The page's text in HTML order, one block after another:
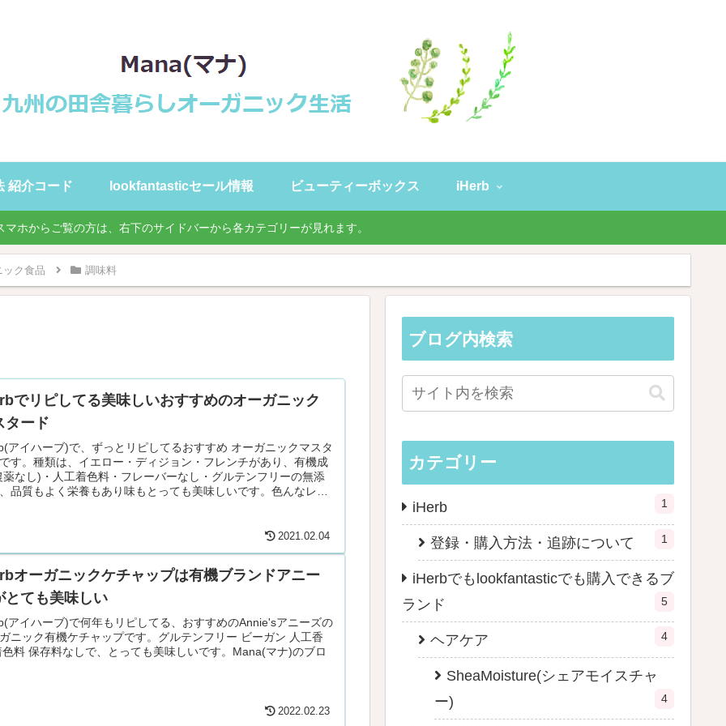
紹介コード lookfantasticセール情報 ビューティーボックス iHerb
マホからご覧の方は、右下のサイドバーから各カテゴリーが見れます。
ック食品 調味料
でリピしてる美味しいおすすめのオーガニック
タード
アイハーブ)で、ずっとリピしてるおすすめ オーガニックマスタ
す。種類は、イエロー・ディジョン・フレンチがあり、有機成
薬なし)・人工着色料・フレーバーなし・グルテンフリーの無添
品質もよく栄養もあり味もとっても美味しいです。色んなレシ
2021.02.04
オーガニックケチャップは有機ブランドアニー
とても美味しい
アイハーブ)で何年もリピしてる、おすすめのAnnie'sアニーズの
ニック有機ケチャップです。グルテンフリー ビーガン 人工香
色料 保存料なしで、とっても美味しいです。Mana(マナ)のブロ
2022.02.23
ブログ内検索
カテゴリー
iHerb 1
登録・購入方法・追跡について 1
iHerbでもlookfantasticでも購入できるブ
ランド
5
ヘアケア 4
SheaMoisture(シェアモイスチャ
ー)
4